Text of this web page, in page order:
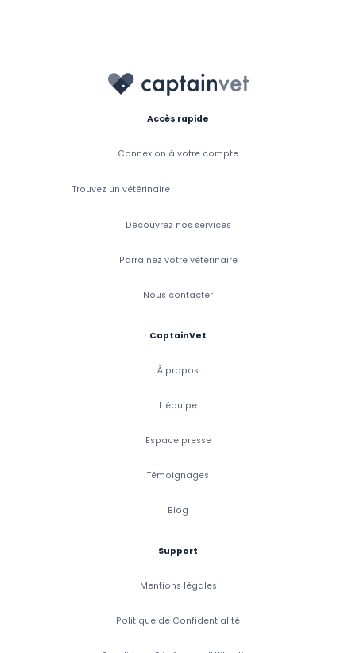
Accès rapide
Connexion à votre compte
Trouvez un vétérinaire
Découvrez nos services
Parrainez votre vétérinaire
Nous contacter
CaptainVet
À propos
L'équipe
Espace presse
Témoignages
Blog
Support
Mentions légales
Politique de Confidentialité